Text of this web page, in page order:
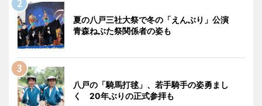
夏の八戸三社大祭で冬の「えんぶり」公演
青森ねぶた祭関係者の姿も
八戸の「騎馬打毬」、若手騎手の姿勇まし
く 20年ぶりの正式参拝も